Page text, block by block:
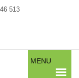
513
MENU